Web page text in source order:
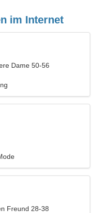
im Internet
Dame 50-56
Freund 28-38